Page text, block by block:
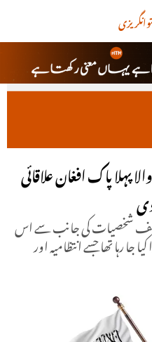
انگریزی
پاک افغان علاقائی
شخصیات کی جانب سے اس
جا رہا تھا جسے انتظامیہ اور